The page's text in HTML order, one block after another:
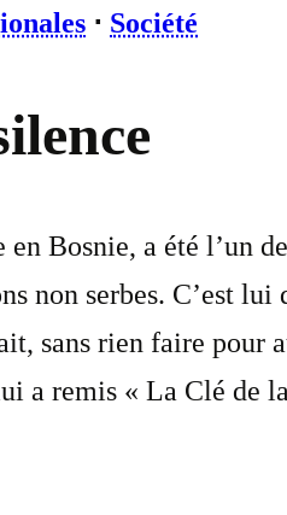
⋅ Société
Bosnie, a été l’un
non serbes. C’est lui
sans rien faire
a remis « La Clé de